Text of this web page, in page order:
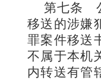
第七条
移送的涉嫌
罪案件移送
不属于本机
内转送有管